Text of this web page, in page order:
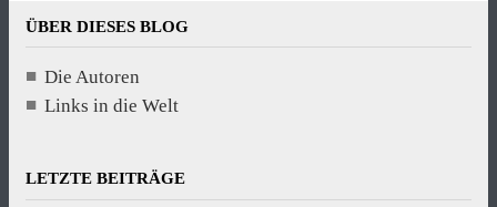
ÜBER DIESES BLOG
Die Autoren
Links in die Welt
LETZTE BEITRÄGE